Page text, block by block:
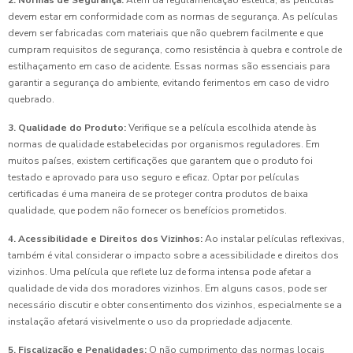
devem estar em conformidade com as normas de segurança. As películas
devem ser fabricadas com materiais que não quebrem facilmente e que
cumpram requisitos de segurança, como resistência à quebra e controle de
estilhaçamento em caso de acidente. Essas normas são essenciais para
garantir a segurança do ambiente, evitando ferimentos em caso de vidro
quebrado.
3. Qualidade do Produto:Verifique se a película escolhida atende às
normas de qualidade estabelecidas por organismos reguladores. Em
muitos países, existem certificações que garantem que o produto foi
testado e aprovado para uso seguro e eficaz. Optar por películas
certificadas é uma maneira de se proteger contra produtos de baixa
qualidade, que podem não fornecer os benefícios prometidos.
4. Acessibilidade e Direitos dos Vizinhos:Ao instalar películas reflexivas,
também é vital considerar o impacto sobre a acessibilidade e direitos dos
vizinhos. Uma película que reflete luz de forma intensa pode afetar a
qualidade de vida dos moradores vizinhos. Em alguns casos, pode ser
necessário discutir e obter consentimento dos vizinhos, especialmente se a
instalação afetará visivelmente o uso da propriedade adjacente.
5. Fiscalização e Penalidades: O não cumprimento das normas locais